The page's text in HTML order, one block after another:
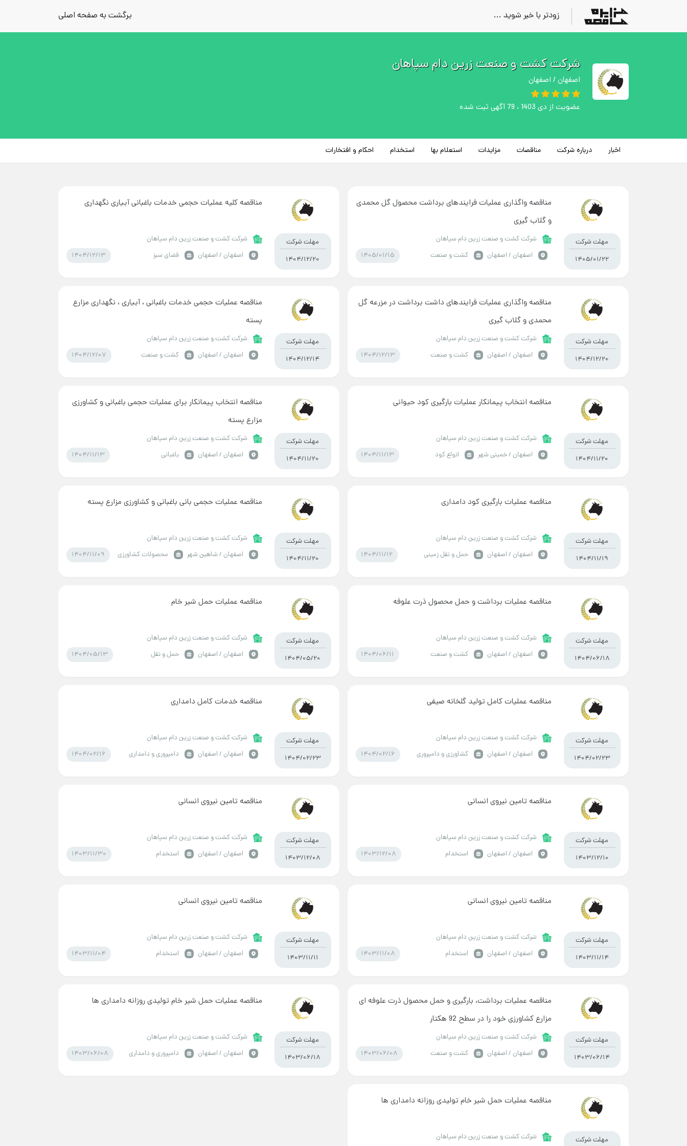
زودتر با خبر شوید ... برگشت به صفحه اصلی
شرکت کشت و صنعت زرین دام سپاهان
اصفهان / اصفهان
عضویت از دی 1403 ، 79 آگهی ثبت شده
اخبار درباره شرکت مناقصات مزایدات استعلام بها استخدام احکام و افتخارات
مهلت شرکت
1405/01/22
مناقصه واگذاری عملیات فرایندهای برداشت محصول گل محمدی
و گلاب گیری
شرکت کشت و صنعت زرین دام سپاهان
اصفهان / اصفهان
کشت و صنعت 1405/01/15
مهلت شرکت
1404/12/20
مناقصه کلیه عملیات حجمی خدمات باغبانی آبیاری نگهداری
شرکت کشت و صنعت زرین دام سپاهان
اصفهان / اصفهان
فضای سبز 1404/12/13
مهلت شرکت
1404/12/20
مناقصه واگذاری عملیات فرایندهای داشت برداشت در مزرعه گل
محمدی و گلاب گیری
شرکت کشت و صنعت زرین دام سپاهان
اصفهان / اصفهان
کشت و صنعت 1404/12/13
مهلت شرکت
1404/12/14
مناقصه عملیات حجمی خدمات باغبانی ، آبیاری ، نگهداری مزارع
پسته
شرکت کشت و صنعت زرین دام سپاهان
اصفهان / اصفهان
کشت و صنعت 1404/12/07
مهلت شرکت
1404/11/20
مناقصه انتخاب پیمانکار عملیات بارگیری کود حیوانی
شرکت کشت و صنعت زرین دام سپاهان
اصفهان / خمینی شهر
انواع کود 1404/11/13
مهلت شرکت
1404/11/20
مناقصه انتخاب پیمانکار برای عملیات حجمی باغبانی و کشاورزی
مزارع پسته
شرکت کشت و صنعت زرین دام سپاهان
اصفهان / اصفهان
باغبانی 1404/11/13
مهلت شرکت
1404/11/19
مناقصه عملیات بارگیری کود دامداری
شرکت کشت و صنعت زرین دام سپاهان
اصفهان / اصفهان
حمل و نقل زمینی 1404/11/12
مهلت شرکت
1404/11/20
مناقصه عملیات حجمی بانی باغبانی و کشاورزی مزارع پسته
شرکت کشت و صنعت زرین دام سپاهان
اصفهان / شاهین شهر
محصولات کشاورزی 1404/11/09
مهلت شرکت
1404/06/18
مناقصه عملیات برداشت و حمل محصول ذرت علوفه
شرکت کشت و صنعت زرین دام سپاهان
اصفهان / اصفهان
کشت و صنعت 1404/06/11
مهلت شرکت
1404/05/20
مناقصه عملیات حمل شیر خام
شرکت کشت و صنعت زرین دام سپاهان
اصفهان / اصفهان
حمل و نقل 1404/05/13
مهلت شرکت
1404/02/23
مناقصه عملیات کامل تولید گلخانه صیفی
شرکت کشت و صنعت زرین دام سپاهان
اصفهان / اصفهان
کشاورزی و دامپروری 1404/02/16
مهلت شرکت
1404/02/23
مناقصه خدمات کامل دامداری
شرکت کشت و صنعت زرین دام سپاهان
اصفهان / اصفهان
دامپروری و دامداری 1404/02/16
مهلت شرکت
1403/12/10
مناقصه تامین نیروی انسانی
شرکت کشت و صنعت زرین دام سپاهان
اصفهان / اصفهان
استخدام 1403/12/08
مهلت شرکت
1403/12/08
مناقصه تامین نیروی انسانی
شرکت کشت و صنعت زرین دام سپاهان
اصفهان / اصفهان
استخدام 1403/11/30
مهلت شرکت
1403/11/14
مناقصه تامین نیروی انسانی
شرکت کشت و صنعت زرین دام سپاهان
اصفهان / اصفهان
استخدام 1403/11/08
مهلت شرکت
1403/11/11
مناقصه تامین نیروی انسانی
شرکت کشت و صنعت زرین دام سپاهان
اصفهان / اصفهان
استخدام 1403/11/04
مهلت شرکت
1403/06/14
مناقصه عملیات برداشت، بارگیری و حمل محصول ذرت علوفه ای
مزارع کشاورزی خود را در سطح 92 هکتار
شرکت کشت و صنعت زرین دام سپاهان
اصفهان / اصفهان
کشت و صنعت 1403/06/08
مهلت شرکت
1403/06/18
مناقصه عملیات حمل شیر خام تولیدی روزانه دامداری ها
شرکت کشت و صنعت زرین دام سپاهان
اصفهان / اصفهان
دامپروری و دامداری 1403/06/08
مهلت شرکت
مناقصه عملیات حمل شیر خام تولیدی روزانه دامداری ها
شرکت کشت و صنعت زرین دام سپاهان